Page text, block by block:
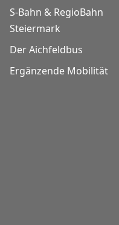
S-Bahn & RegioBahn
Steiermark
Der Aichfeldbus
Ergänzende Mobilität